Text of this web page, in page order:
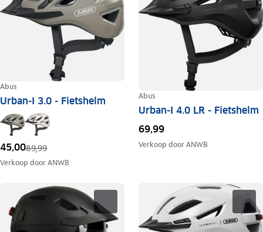
Abus
Urban-I 3.0 - Fietshelm
45,0089,99
Verkoop doorANWB
Abus
Urban-I 4.0 LR - Fietshelm
69,99
Verkoop doorANWB